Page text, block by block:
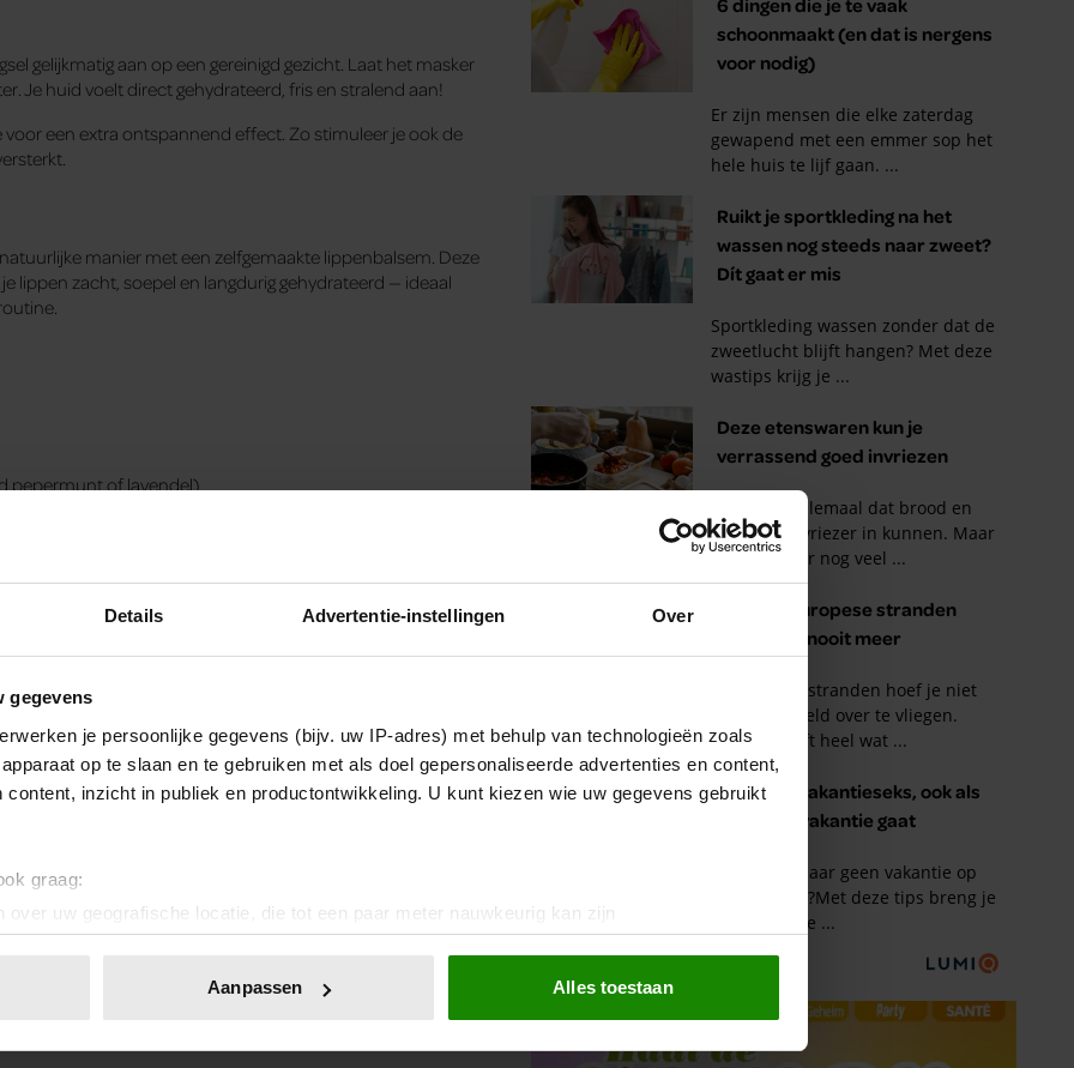
Details Advertentie-instellingen Over
gegevens
je persoonlijke gegevens (bijv. uw IP-adres) met behulp van technologieën zoals
op te slaan en te gebruiken met als doel gepersonaliseerde advertenties en content,
content, inzicht in publiek en productontwikkeling. U kunt kiezen wie uw gegevens gebruikt
graag:
over uw geografische locatie, die tot een paar meter nauwkeurig kan zijn
door het actief te scannen op specifieke eigenschappen (fingerprinting)
of intrekken in de Cookieverklaring.
en advertenties te personaliseren, om functies voor social media te bieden en om ons
Aanpassen Alles toestaan
gelijkmatig aan op een gereinigd gezicht. Laat het masker
Je huid voelt direct gehydrateerd, fris en stralend aan!
een extra ontspannend effect. Zo stimuleer je ook de
manier met een zelfgemaakte lippenbalsem. Deze
lippen zacht, soepel en langdurig gehydrateerd — ideaal
pepermunt of lavendel)
er de jojobaolie doorheen en voeg na het afkoelen
in kleine potjes en laat het opstijven. Gebruik dagelijks
zodat je hem altijd bij de hand hebt. Zo ben je altijd
Dit zelfgemaakte, voedende haarmasker is perfect
en kou kunnen je haar flink uitdrogen — vooral in de
de extra verzorging en voeding die ze nodig hebben, op